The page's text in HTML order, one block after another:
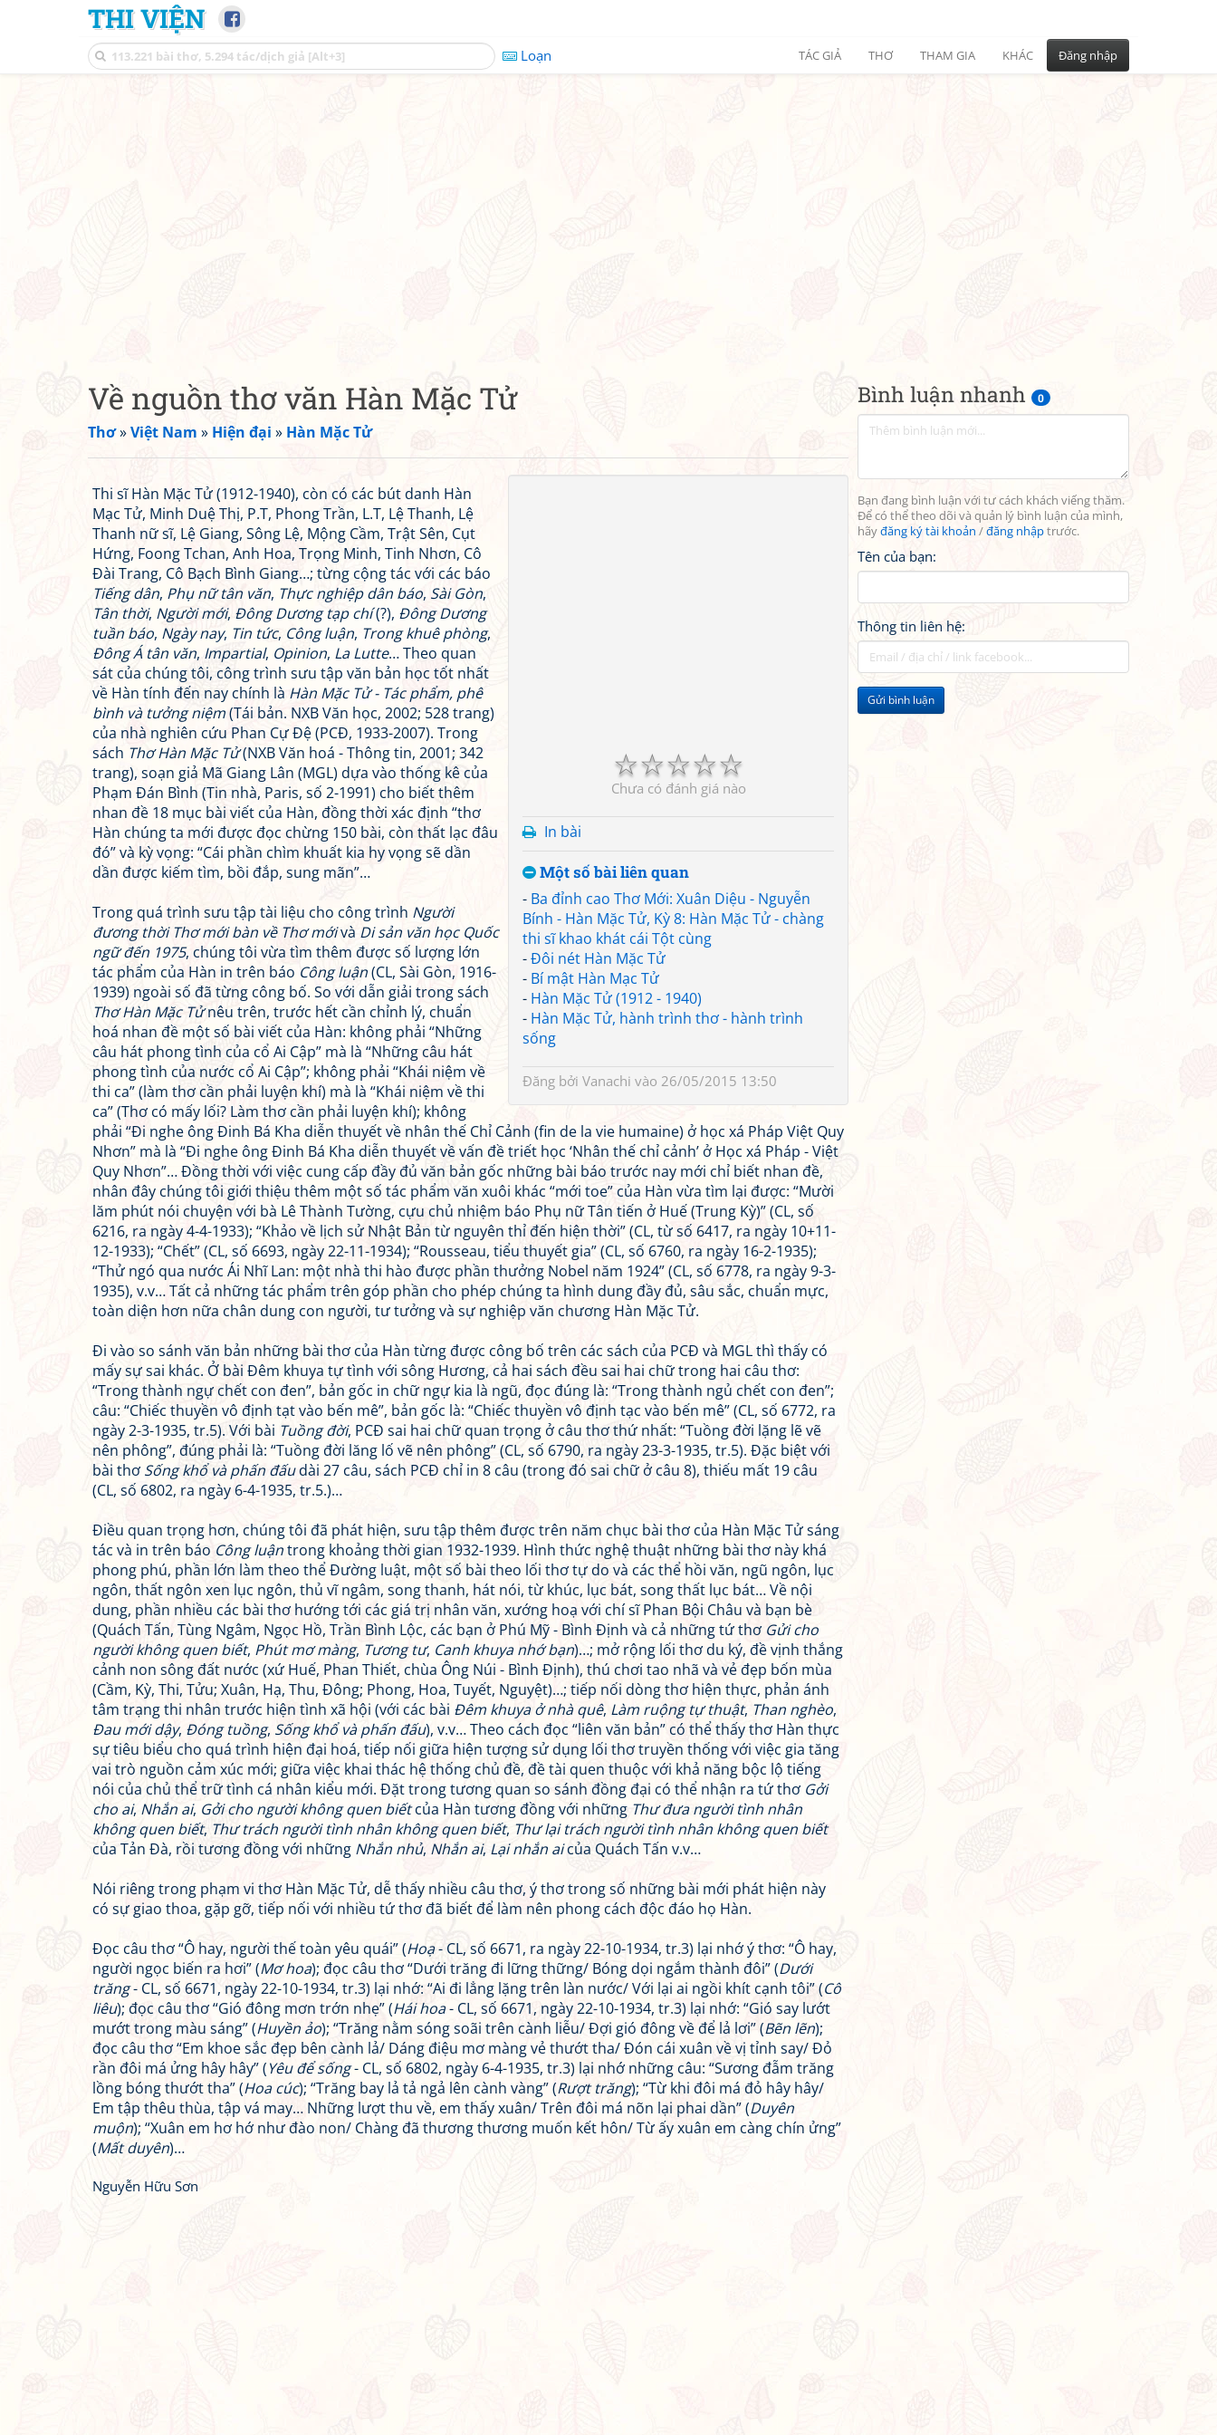
THI VIỆN
Loạn TÁC GIẢ THƠ THAM GIA KHÁC Đăng nhập
Bình luận nhanh 0
Bạn đang bình luận với tư cách khách viếng thăm.
Để có thể theo dõi và quản lý bình luận của mình,
hãyđăng ký tài khoản /đăng nhậptrước.
Tên của bạn:
Thông tin liên hệ:
Gửi bình luận
Về nguồn thơ văn Hàn Mặc Tử
Thơ»Việt Nam » Hiện đại » Hàn Mặc Tử
☆
☆
☆
☆
☆
Chưa có đánh giá nào
In bài
Một số bài liên quan
- Ba đỉnh cao Thơ Mới: Xuân Diệu - Nguyễn
Bính - Hàn Mặc Tử, Kỳ 8: Hàn Mặc Tử - chàng
thi sĩ khao khát cái Tột cùng
-Đôi nét Hàn Mặc Tử
- Bí mật Hàn Mạc Tử
- Hàn Mặc Tử (1912 - 1940)
- Hàn Mặc Tử, hành trình thơ - hành trình
sống
Đăng bởi Vanachi vào 26/05/2015 13:50
Thi sĩ Hàn Mặc Tử (1912-1940), còn có các bút danh Hàn
Mạc Tử, Minh Duệ Thị, P.T, Phong Trần, L.T, Lệ Thanh, Lệ
Thanh nữ sĩ, Lệ Giang, Sông Lệ, Mộng Cầm, Trật Sên, Cụt
Hứng, Foong Tchan, Anh Hoa, Trọng Minh, Tinh Nhơn, Cô
Đài Trang, Cô Bạch Bình Giang…; từng cộng tác với các báo
Tiếng dân, Phụ nữ tân văn, Thực nghiệp dân báo, Sài Gòn,
Tân thời, Người mới, Đông Dương tạp chí(?), Đông Dương
tuần báo, Ngày nay, Tin tức, Công luận, Trong khuê phòng,
Đông Á tân văn, Impartial, Opinion, La Lutte… Theo quan
sát của chúng tôi, công trình sưu tập văn bản học tốt nhất
về Hàn tính đến nay chính là Hàn Mặc Tử - Tác phẩm, phê
bình và tưởng niệm(Tái bản. NXB Văn học, 2002; 528 trang)
của nhà nghiên cứu Phan Cự Đệ (PCĐ, 1933-2007). Trong
sách Thơ Hàn Mặc Tử(NXB Văn hoá - Thông tin, 2001; 342
trang), soạn giả Mã Giang Lân (MGL) dựa vào thống kê của
Phạm Đán Bình (Tin nhà, Paris, số 2-1991) cho biết thêm
nhan đề 18 mục bài viết của Hàn, đồng thời xác định “thơ
Hàn chúng ta mới được đọc chừng 150 bài, còn thất lạc đâu
đó” và kỳ vọng: “Cái phần chìm khuất kia hy vọng sẽ dần
dần được kiếm tìm, bồi đắp, sung mãn”…
Trong quá trình sưu tập tài liệu cho công trình Người
đương thời Thơ mới bàn về Thơ mớivà Di sản văn học Quốc
ngữ đến 1975, chúng tôi vừa tìm thêm được số lượng lớn
tác phẩm của Hàn in trên báo Công luận(CL, Sài Gòn, 1916-
1939) ngoài số đã từng công bố. So với dẫn giải trong sách
Thơ Hàn Mặc Tửnêu trên, trước hết cần chỉnh lý, chuẩn
hoá nhan đề một số bài viết của Hàn: không phải “Những
câu hát phong tình của cổ Ai Cập” mà là “Những câu hát
phong tình của nước cổ Ai Cập”; không phải “Khái niệm về
thi ca” (làm thơ cần phải luyện khí) mà là “Khái niệm về thi
ca” (Thơ có mấy lối? Làm thơ cần phải luyện khí); không
phải “Đi nghe ông Đinh Bá Kha diễn thuyết về nhân thế Chỉ Cảnh (fin de la vie humaine) ở học xá Pháp Việt Quy
Nhơn” mà là “Đi nghe ông Đinh Bá Kha diễn thuyết về vấn đề triết học ‘Nhân thế chỉ cảnh’ ở Học xá Pháp - Việt
Quy Nhơn”… Đồng thời với việc cung cấp đầy đủ văn bản gốc những bài báo trước nay mới chỉ biết nhan đề,
nhân đây chúng tôi giới thiệu thêm một số tác phẩm văn xuôi khác “mới toe” của Hàn vừa tìm lại được: “Mười
lăm phút nói chuyện với bà Lê Thành Tường, cựu chủ nhiệm báo Phụ nữ Tân tiến ở Huế (Trung Kỳ)” (CL, số
6216, ra ngày 4-4-1933); “Khảo về lịch sử Nhật Bản từ nguyên thỉ đến hiện thời” (CL, từ số 6417, ra ngày 10+11-
12-1933); “Chết” (CL, số 6693, ngày 22-11-1934); “Rousseau, tiểu thuyết gia” (CL, số 6760, ra ngày 16-2-1935);
“Thử ngó qua nước Ái Nhĩ Lan: một nhà thi hào được phần thưởng Nobel năm 1924” (CL, số 6778, ra ngày 9-3-
1935), v.v… Tất cả những tác phẩm trên góp phần cho phép chúng ta hình dung đầy đủ, sâu sắc, chuẩn mực,
toàn diện hơn nữa chân dung con người, tư tưởng và sự nghiệp văn chương Hàn Mặc Tử.
Đi vào so sánh văn bản những bài thơ của Hàn từng được công bố trên các sách của PCĐ và MGL thì thấy có
mấy sự sai khác. Ở bài Đêm khuya tự tình với sông Hương, cả hai sách đều sai hai chữ trong hai câu thơ:
“Trong thành ngự chết con đen”, bản gốc in chữ ngự kia là ngũ, đọc đúng là: “Trong thành ngủ chết con đen”;
câu: “Chiếc thuyền vô định tạt vào bến mê”, bản gốc là: “Chiếc thuyền vô định tạc vào bến mê” (CL, số 6772, ra
ngày 2-3-1935, tr.5). Với bài Tuồng đời, PCĐ sai hai chữ quan trọng ở câu thơ thứ nhất: “Tuồng đời lặng lẽ vẽ
nên phông”, đúng phải là: “Tuồng đời lăng lố vẽ nên phông” (CL, số 6790, ra ngày 23-3-1935, tr.5). Đặc biệt với
bài thơ Sống khổ và phấn đấudài 27 câu, sách PCĐ chỉ in 8 câu (trong đó sai chữ ở câu 8), thiếu mất 19 câu
(CL, số 6802, ra ngày 6-4-1935, tr.5.)…
Điều quan trọng hơn, chúng tôi đã phát hiện, sưu tập thêm được trên năm chục bài thơ của Hàn Mặc Tử sáng
tác và in trên báo Công luậntrong khoảng thời gian 1932-1939. Hình thức nghệ thuật những bài thơ này khá
phong phú, phần lớn làm theo thể Đường luật, một số bài theo lối thơ tự do và các thể hồi văn, ngũ ngôn, lục
ngôn, thất ngôn xen lục ngôn, thủ vĩ ngâm, song thanh, hát nói, từ khúc, lục bát, song thất lục bát… Về nội
dung, phần nhiều các bài thơ hướng tới các giá trị nhân văn, xướng hoạ với chí sĩ Phan Bội Châu và bạn bè
(Quách Tấn, Tùng Ngâm, Ngọc Hồ, Trần Bình Lộc, các bạn ở Phú Mỹ - Bình Định và cả những tứ thơ Gửi cho
người không quen biết, Phút mơ màng, Tương tư, Canh khuya nhớ bạn)…; mở rộng lối thơ du ký, đề vịnh thắng
cảnh non sông đất nước (xứ Huế, Phan Thiết, chùa Ông Núi - Bình Định), thú chơi tao nhã và vẻ đẹp bốn mùa
(Cầm, Kỳ, Thi, Tửu; Xuân, Hạ, Thu, Đông; Phong, Hoa, Tuyết, Nguyệt)…; tiếp nối dòng thơ hiện thực, phản ánh
tâm trạng thi nhân trước hiện tình xã hội (với các bài Đêm khuya ở nhà quê, Làm ruộng tự thuật, Than nghèo,
Đau mới dậy, Đóng tuồng, Sống khổ và phấn đấu), v.v… Theo cách đọc “liên văn bản” có thể thấy thơ Hàn thực
sự tiêu biểu cho quá trình hiện đại hoá, tiếp nối giữa hiện tượng sử dụng lối thơ truyền thống với việc gia tăng
vai trò nguồn cảm xúc mới; giữa việc khai thác hệ thống chủ đề, đề tài quen thuộc với khả năng bộc lộ tiếng
nói của chủ thể trữ tình cá nhân kiểu mới. Đặt trong tương quan so sánh đồng đại có thể nhận ra tứ thơ Gởi
cho ai, Nhắn ai, Gởi cho người không quen biếtcủa Hàn tương đồng với những Thư đưa người tình nhân
không quen biết, Thư trách người tình nhân không quen biết, Thư lại trách người tình nhân không quen biết
của Tản Đà, rồi tương đồng với những Nhắn nhủ, Nhắn ai, Lại nhắn aicủa Quách Tấn v.v…
Nói riêng trong phạm vi thơ Hàn Mặc Tử, dễ thấy nhiều câu thơ, ý thơ trong số những bài mới phát hiện này
có sự giao thoa, gặp gỡ, tiếp nối với nhiều tứ thơ đã biết để làm nên phong cách độc đáo họ Hàn.
Đọc câu thơ “Ô hay, người thế toàn yêu quái” (Hoạ- CL, số 6671, ra ngày 22-10-1934, tr.3) lại nhớ ý thơ: “Ô hay,
người ngọc biến ra hơi” (Mơ hoa); đọc câu thơ “Dưới trăng đi lững thững/ Bóng dọi ngắm thành đôi” (Dưới
trăng- CL, số 6671, ngày 22-10-1934, tr.3) lại nhớ: “Ai đi lẳng lặng trên làn nước/ Với lại ai ngồi khít cạnh tôi” (Cô
liêu); đọc câu thơ “Gió đông mơn trớn nhẹ” (Hái hoa- CL, số 6671, ngày 22-10-1934, tr.3) lại nhớ: “Gió say lướt
mướt trong màu sáng” (Huyền ảo); “Trăng nằm sóng soãi trên cành liễu/ Đợi gió đông về để lả lơi” (Bẽn lẽn);
đọc câu thơ “Em khoe sắc đẹp bên cành lả/ Dáng điệu mơ màng vẻ thướt tha/ Đón cái xuân về vị tỉnh say/ Đỏ
rần đôi má ửng hây hây” (Yêu để sống- CL, số 6802, ngày 6-4-1935, tr.3) lại nhớ những câu: “Sương đẫm trăng
lồng bóng thướt tha” (Hoa cúc); “Trăng bay lả tả ngả lên cành vàng” (Rượt trăng); “Từ khi đôi má đỏ hây hây/
Em tập thêu thùa, tập vá may… Những lượt thu về, em thấy xuân/ Trên đôi má nõn lại phai dần” (Duyên
muộn); “Xuân em hơ hớ như đào non/ Chàng đã thương thương muốn kết hôn/ Từ ấy xuân em càng chín ửng”
(Mất duyên)…
Nguyễn Hữu Sơn